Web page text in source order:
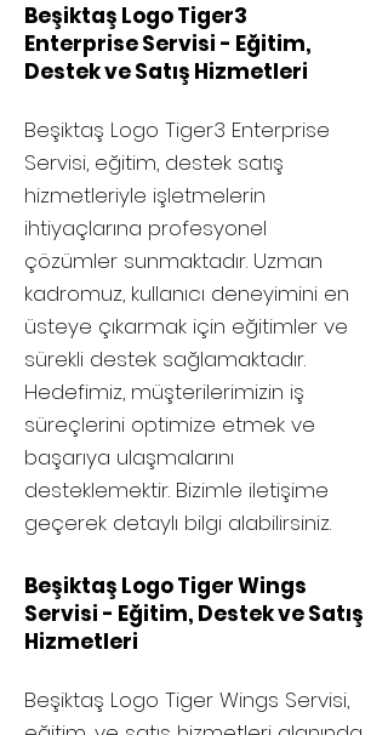
Beşiktaş Logo Tiger3
Enterprise Servisi - Eğitim,
Destek ve Satış Hizmetleri
Beşiktaş Logo Tiger3 Enterprise
Servisi, eğitim, destek satış
hizmetleriyle işletmelerin
ihtiyaçlarına profesyonel
çözümler sunmaktadır. Uzman
kadromuz, kullanıcı deneyimini en
üsteye çıkarmak için eğitimler ve
sürekli destek sağlamaktadır.
Hedefimiz, müşterilerimizin iş
süreçlerini optimize etmek ve
başarıya ulaşmalarını
desteklemektir. Bizimle iletişime
geçerek detaylı bilgi alabilirsiniz.
Beşiktaş Logo Tiger Wings
Servisi - Eğitim, Destek ve Satış
Hizmetleri
Beşiktaş Logo Tiger Wings Servisi,